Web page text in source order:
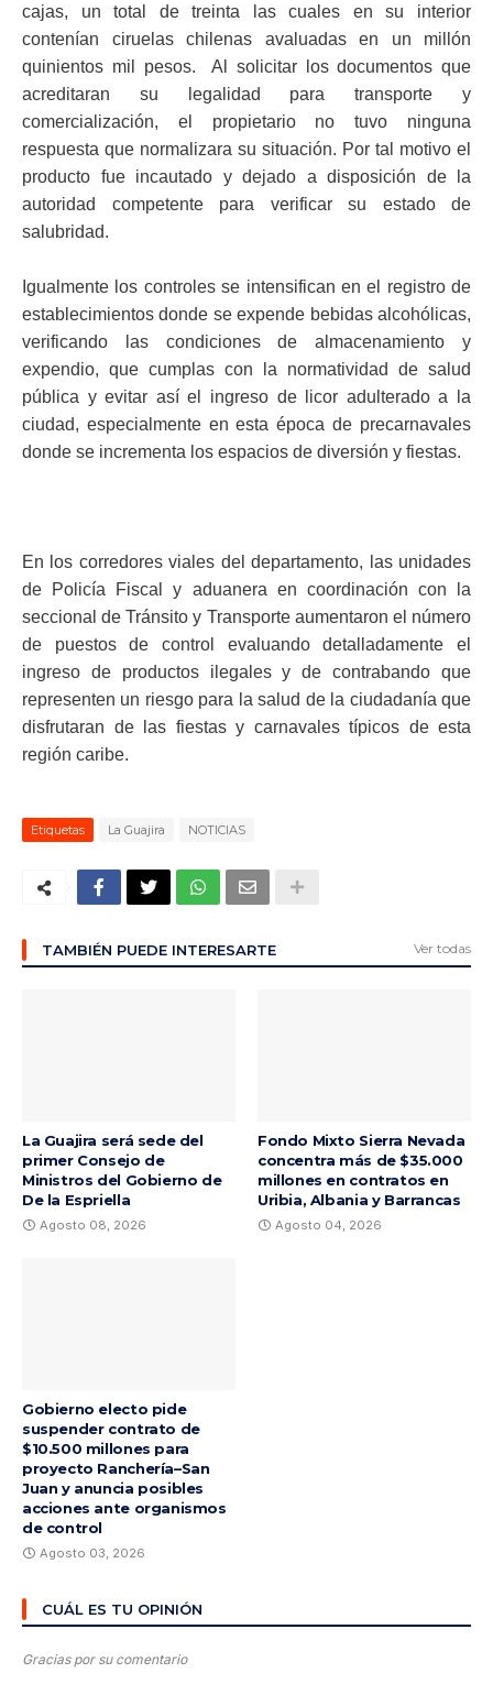
cajas, un total de treinta las cuales en su interior
contenían ciruelas chilenas avaluadas en un millón
quinientos mil pesos. Al solicitar los documentos que
acreditaran su legalidad para transporte y
comercialización, el propietario no tuvo ninguna
respuesta que normalizara su situación. Por tal motivo el
producto fue incautado y dejado a disposición de la
autoridad competente para verificar su estado de
salubridad.
Igualmente los controles se intensifican en el registro de
establecimientos donde se expende bebidas alcohólicas,
verificando las condiciones de almacenamiento y
expendio, que cumplas con la normatividad de salud
pública y evitar así el ingreso de licor adulterado a la
ciudad, especialmente en esta época de precarnavales
donde se incrementa los espacios de diversión y fiestas.
En los corredores viales del departamento, las unidades
de Policía Fiscal y aduanera en coordinación con la
seccional de Tránsito y Transporte aumentaron el número
de puestos de control evaluando detalladamente el
ingreso de productos ilegales y de contrabando que
representen un riesgo para la salud de la ciudadanía que
disfrutaran de las fiestas y carnavales típicos de esta
región caribe.
Etiquetas La Guajira NOTICIAS
TAMBIÉN PUEDE INTERESARTE Ver todas
La Guajira será sede del
primer Consejo de
Ministros del Gobierno de
De la Espriella
Agosto 08, 2026
Fondo Mixto Sierra Nevada
concentra más de $35.000
millones en contratos en
Uribia, Albania y Barrancas
Agosto 04, 2026
Gobierno electo pide
suspender contrato de
$10.500 millones para
proyecto Ranchería–San
Juan y anuncia posibles
acciones ante organismos
de control
Agosto 03, 2026
CUÁL ES TU OPINIÓN
Gracias por su comentario